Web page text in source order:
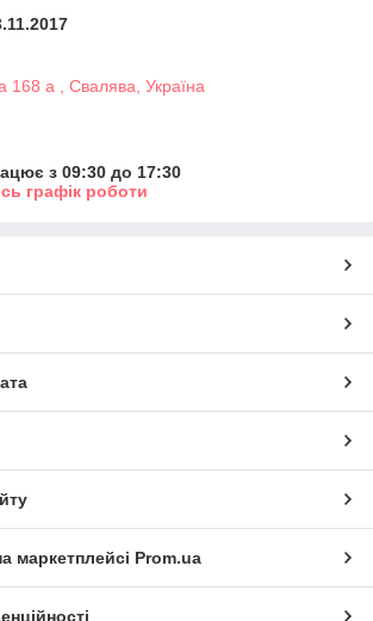
168 а , Свалява, Україна
з 09:30 до 17:30
графік роботи
маркетплейсі Prom.ua